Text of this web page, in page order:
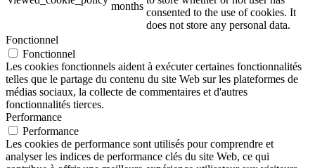
months
consented to the use of cookies. It
does not store any personal data.
Fonctionnel
Fonctionnel
Les cookies fonctionnels aident à exécuter certaines fonctionnalités
telles que le partage du contenu du site Web sur les plateformes de
médias sociaux, la collecte de commentaires et d'autres
fonctionnalités tierces.
Performance
Performance
Les cookies de performance sont utilisés pour comprendre et
analyser les indices de performance clés du site Web, ce qui